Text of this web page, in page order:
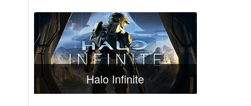
Halo Infinite